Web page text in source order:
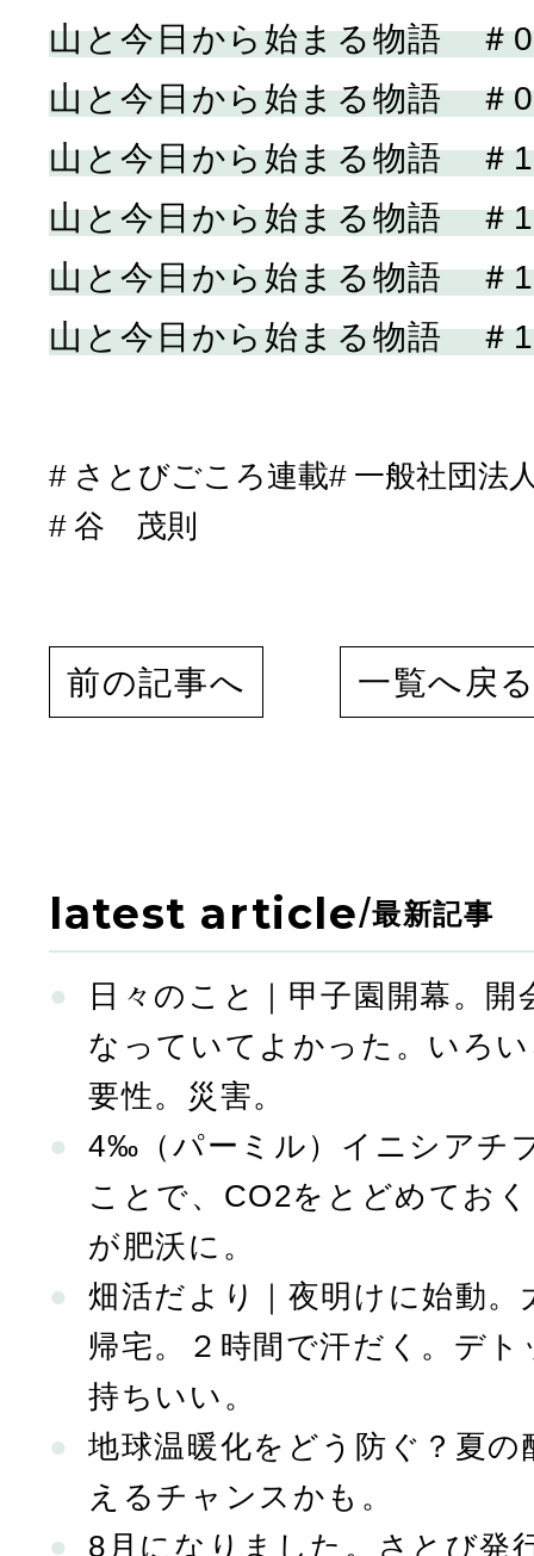
山と今日から始まる物語 ＃
山と今日から始まる物語 ＃
山と今日から始まる物語 ＃
山と今日から始まる物語 ＃
山と今日から始まる物語 ＃
山と今日から始まる物語 ＃
さとびごころ連載 一般社団法
谷 茂則
前の記事へ 一覧へ戻
latest article/最新記事
日々のこと｜甲子園開幕。
なっていてよかった。いろ
要性。災害。
4‰（パーミル）イニシアチ
ことで、CO2をとどめてお
が肥沃に。
畑活だより｜夜明けに始動
帰宅。２時間で汗だく。デ
持ちいい。
地球温暖化をどう防ぐ？夏
えるチャンスかも。
8月になりました。さとび発